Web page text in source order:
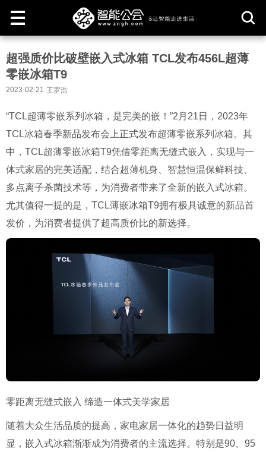
超强质价比破壁嵌入式冰箱 TCL发布456L超薄
零嵌冰箱T9
2023-02-21 王罗浩
“TCL超薄零嵌系列冰箱，是完美的嵌！”2月21日，2023年
TCL冰箱春季新品发布会上正式发布超薄零嵌系列冰箱。其
中，TCL超薄零嵌冰箱T9凭借零距离无缝式嵌入，实现与一
体式家居的完美适配，结合超薄机身、智慧恒温保鲜科技、
多点离子杀菌技术等，为消费者带来了全新的嵌入式冰箱。
尤其值得一提的是，TCL薄嵌冰箱T9拥有极具诚意的新品首
发价，为消费者提供了超高质价比的新选择。
零距离无缝式嵌入 缔造一体式美学家居
随着大众生活品质的提高，家电家居一体化的趋势日益明
显，嵌入式冰箱渐渐成为消费者的主流选择。特别是90、95